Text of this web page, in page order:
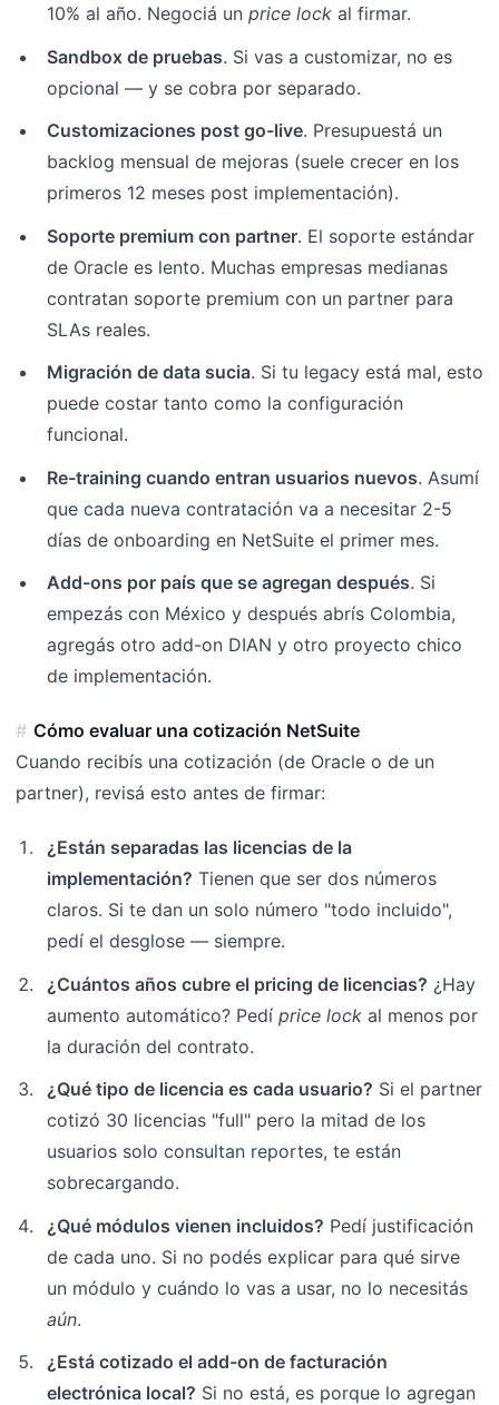
10% al año. Negociá un price lock al firmar.
Sandbox de pruebas. Si vas a customizar, no es
opcional — y se cobra por separado.
Customizaciones post go-live. Presupuestá un
backlog mensual de mejoras (suele crecer en los
primeros 12 meses post implementación).
Soporte premium con partner. El soporte estándar
de Oracle es lento. Muchas empresas medianas
contratan soporte premium con un partner para
SLAs reales.
Migración de data sucia. Si tu legacy está mal, esto
puede costar tanto como la configuración
funcional.
Re-training cuando entran usuarios nuevos. Asumí
que cada nueva contratación va a necesitar 2-5
días de onboarding en NetSuite el primer mes.
Add-ons por país que se agregan después. Si
empezás con México y después abrís Colombia,
agregás otro add-on DIAN y otro proyecto chico
de implementación.
Cómo evaluar una cotización NetSuite
Cuando recibís una cotización (de Oracle o de un
partner), revisá esto antes de firmar:
¿Están separadas las licencias de la
implementación? Tienen que ser dos números
claros. Si te dan un solo número "todo incluido",
pedí el desglose — siempre.
¿Cuántos años cubre el pricing de licencias? ¿Hay
aumento automático? Pedí price lock al menos por
la duración del contrato.
¿Qué tipo de licencia es cada usuario? Si el partner
cotizó 30 licencias "full" pero la mitad de los
usuarios solo consultan reportes, te están
sobrecargando.
¿Qué módulos vienen incluidos? Pedí justificación
de cada uno. Si no podés explicar para qué sirve
un módulo y cuándo lo vas a usar, no lo necesitás
aún.
¿Está cotizado el add-on de facturación
electrónica local? Si no está, es porque lo agregan